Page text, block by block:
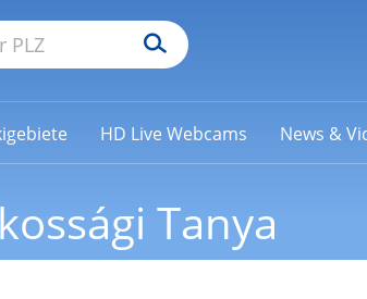
HD Live Webcams News &
Tanya